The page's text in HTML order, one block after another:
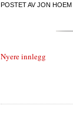
POSTET AVJON HOEM
Nyere innlegg